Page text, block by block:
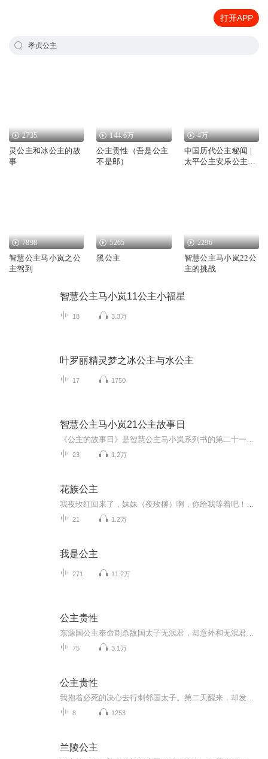
打开APP
孝贞公主
2735
灵公主和冰公主的故
事
144.6万
公主贵性（吾是公主
不是郎）
4万
中国历代公主秘闻 |
太平公主安乐公主断
7898
智慧公主马小岚之公
主驾到
5265
黑公主
2296
智慧公主马小岚22公
主的挑战
智慧公主马小岚11公主小福星
18 3.3万
叶罗丽精灵梦之冰公主与水公主
17 1750
智慧公主马小岚21公主故事日
23 1.2万
花族公主
21 1.2万
我是公主
271 11.2万
公主贵性
75 3.1万
公主贵性
8 1253
兰陵公主